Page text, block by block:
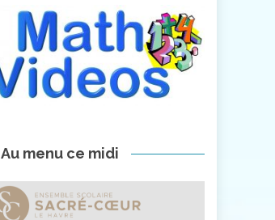
Au menu ce midi